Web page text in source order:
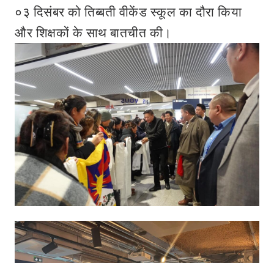
०३ दिसंबर को तिब्बती वीकेंड स्कूल का दौरा किया
और शिक्षकों के साथ बातचीत की।